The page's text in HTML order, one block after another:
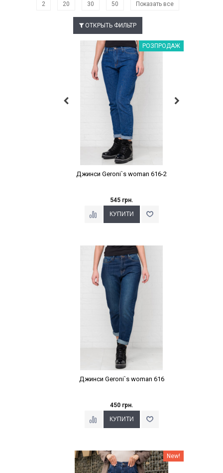
2 20 30 50 Показать все
ОТКРЫТЬ ФИЛЬТР
Наклейки Варіант з %РОЗПРОДАЖ
Джинси Geroni`s woman 616-2
545 грн.
Наклейки Варіант з %
Джинси Geroni`s woman 616
450 грн.
Наклейки Варіант з % New!